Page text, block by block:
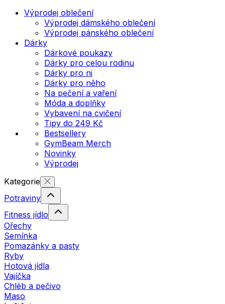
Výprodej oblečení
Výprodej dámského oblečení
Výprodej pánského oblečení
Dárky
Dárkové poukazy
Dárky pro celou rodinu
Dárky pro ni
Dárky pro něho
Na pečení a vaření
Móda a doplňky
Vybavení na cvičení
Tipy do 249 Kč
Bestsellery
GymBeam Merch
Novinky
Výprodej
Kategorie
Potraviny
Fitness jídlo
Ořechy
Semínka
Pomazánky a pasty
Ryby
Hotová jídla
Vajíčka
Chléb a pečivo
Maso